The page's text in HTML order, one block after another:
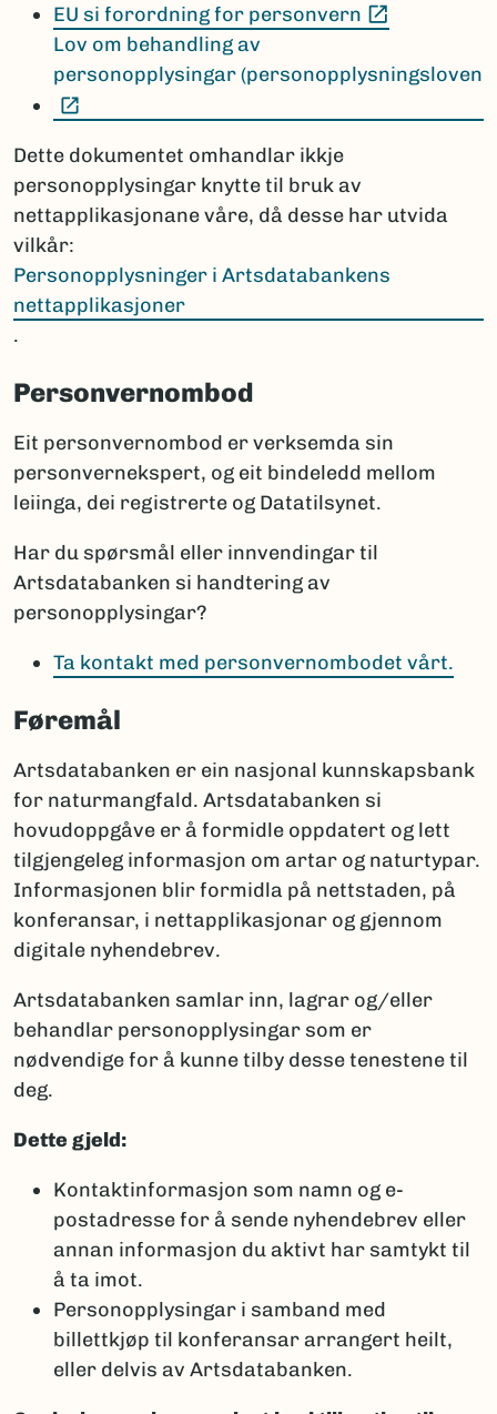
EU si forordning for personvern
Lov om behandling av
personopplysingar (personopplysningsloven
Dette dokumentet omhandlar ikkje
personopplysingar knytte til bruk av
nettapplikasjonane våre, då desse har utvida
vilkår:
Personopplysninger i Artsdatabankens
nettapplikasjoner
.
Personvernombod
Eit personvernombod er verksemda sin
personvernekspert, og eit bindeledd mellom
leiinga, dei registrerte og Datatilsynet.
Har du spørsmål eller innvendingar til
Artsdatabanken si handtering av
personopplysingar?
Ta kontakt med personvernombodet vårt.
Føremål
Artsdatabanken er ein nasjonal kunnskapsbank
for naturmangfald. Artsdatabanken si
hovudoppgåve er å formidle oppdatert og lett
tilgjengeleg informasjon om artar og naturtypar.
Informasjonen blir formidla på nettstaden, på
konferansar, i nettapplikasjonar og gjennom
digitale nyhendebrev.
Artsdatabanken samlar inn, lagrar og/eller
behandlar personopplysingar som er
nødvendige for å kunne tilby desse tenestene til
deg.
Dette gjeld:
Kontaktinformasjon som namn og e-
postadresse for å sende nyhendebrev eller
annan informasjon du aktivt har samtykt til
å ta imot.
Personopplysingar i samband med
billettkjøp til konferansar arrangert heilt,
eller delvis av Artsdatabanken.​